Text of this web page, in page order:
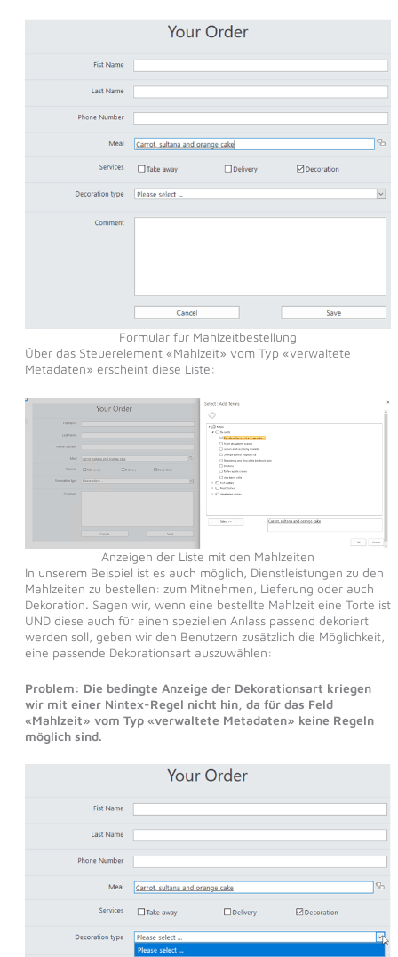
Formular für Mahlzeitbestellung
Über das Steuerelement «Mahlzeit» vom Typ «verwaltete
Metadaten» erscheint diese Liste:
Anzeigen der Liste mit den Mahlzeiten
In unserem Beispiel ist es auch möglich, Dienstleistungen zu den
Mahlzeiten zu bestellen: zum Mitnehmen, Lieferung oder auch
Dekoration. Sagen wir, wenn eine bestellte Mahlzeit eine Torte ist
UND diese auch für einen speziellen Anlass passend dekoriert
werden soll, geben wir den Benutzern zusätzlich die Möglichkeit,
eine passende Dekorationsart auszuwählen:
Problem: Die bedingte Anzeige der Dekorationsart kriegen
wir mit einer Nintex-Regel nicht hin, da für das Feld
«Mahlzeit» vom Typ «verwaltete Metadaten» keine Regeln
möglich sind.